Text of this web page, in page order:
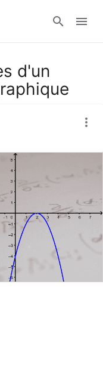
d'un